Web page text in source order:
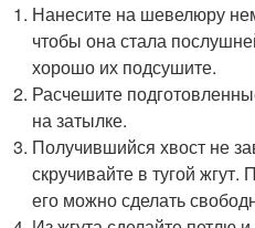
Нанесите на шевелюру
чтобы она стала
хорошо их подсушите.
Расчешите
на затылке.
Получившийся хвост не
скручивайте в тугой
его можно сделать